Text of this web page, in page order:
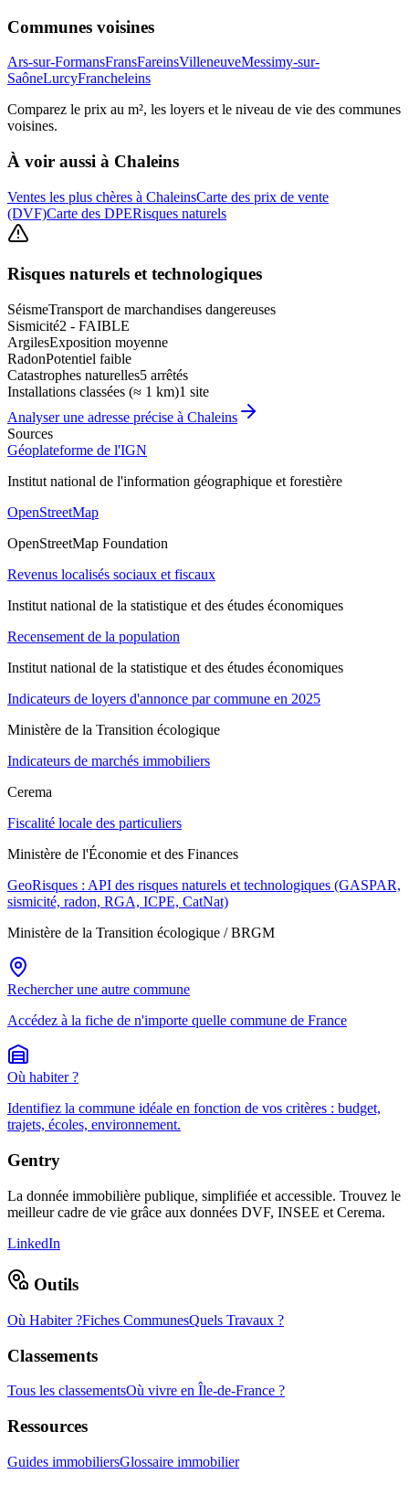
Communes voisines
Ars-sur-FormansFransFareinsVilleneuveMessimy-sur-
SaôneLurcyFrancheleins
Comparez le prix au m², les loyers et le niveau de vie des communes
voisines.
À voir aussi à Chaleins
Ventes les plus chères à ChaleinsCarte des prix de vente
(DVF)Carte des DPERisques naturels
Risques naturels et technologiques
SéismeTransport de marchandises dangereuses
Sismicité2 - FAIBLE
ArgilesExposition moyenne
RadonPotentiel faible
Catastrophes naturelles5 arrêtés
Installations classées (≈ 1 km)1 site
Analyser une adresse précise à Chaleins
Sources
Géoplateforme de l'IGN
Institut national de l'information géographique et forestière
OpenStreetMap
OpenStreetMap Foundation
Revenus localisés sociaux et fiscaux
Institut national de la statistique et des études économiques
Recensement de la population
Institut national de la statistique et des études économiques
Indicateurs de loyers d'annonce par commune en 2025
Ministère de la Transition écologique
Indicateurs de marchés immobiliers
Cerema
Fiscalité locale des particuliers
Ministère de l'Économie et des Finances
GeoRisques : API des risques naturels et technologiques (GASPAR,
sismicité, radon, RGA, ICPE, CatNat)
Ministère de la Transition écologique / BRGM
Rechercher une autre commune
Accédez à la fiche de n'importe quelle commune de France
Où habiter ?
Identifiez la commune idéale en fonction de vos critères : budget,
trajets, écoles, environnement.
Gentry
La donnée immobilière publique, simplifiée et accessible. Trouvez le
meilleur cadre de vie grâce aux données DVF, INSEE et Cerema.
LinkedIn
Outils
Où Habiter ?Fiches CommunesQuels Travaux ?
Classements
Tous les classementsOù vivre en Île-de-France ?
Ressources
Guides immobiliersGlossaire immobilier